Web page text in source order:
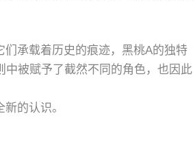
承载着历史的痕迹，黑桃A的独特
被赋予了截然不同的角色，也因此
的认识。